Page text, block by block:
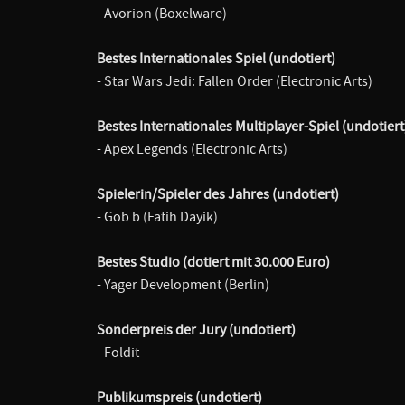
- Avorion (Boxelware)
Bestes Internationales Spiel (undotiert)
- Star Wars Jedi: Fallen Order (Electronic Arts)
Bestes Internationales Multiplayer-Spiel
- Apex Legends (Electronic Arts)
Spielerin/Spieler des Jahres (undotiert)
- Gob b (Fatih Dayik)
Bestes Studio (dotiert mit 30.000 Euro)
- Yager Development (Berlin)
Sonderpreis der Jury (undotiert)
- Foldit
Publikumspreis (undotiert)